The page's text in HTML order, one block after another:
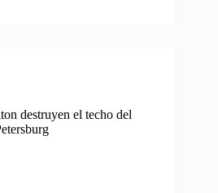
destruyen el techo del